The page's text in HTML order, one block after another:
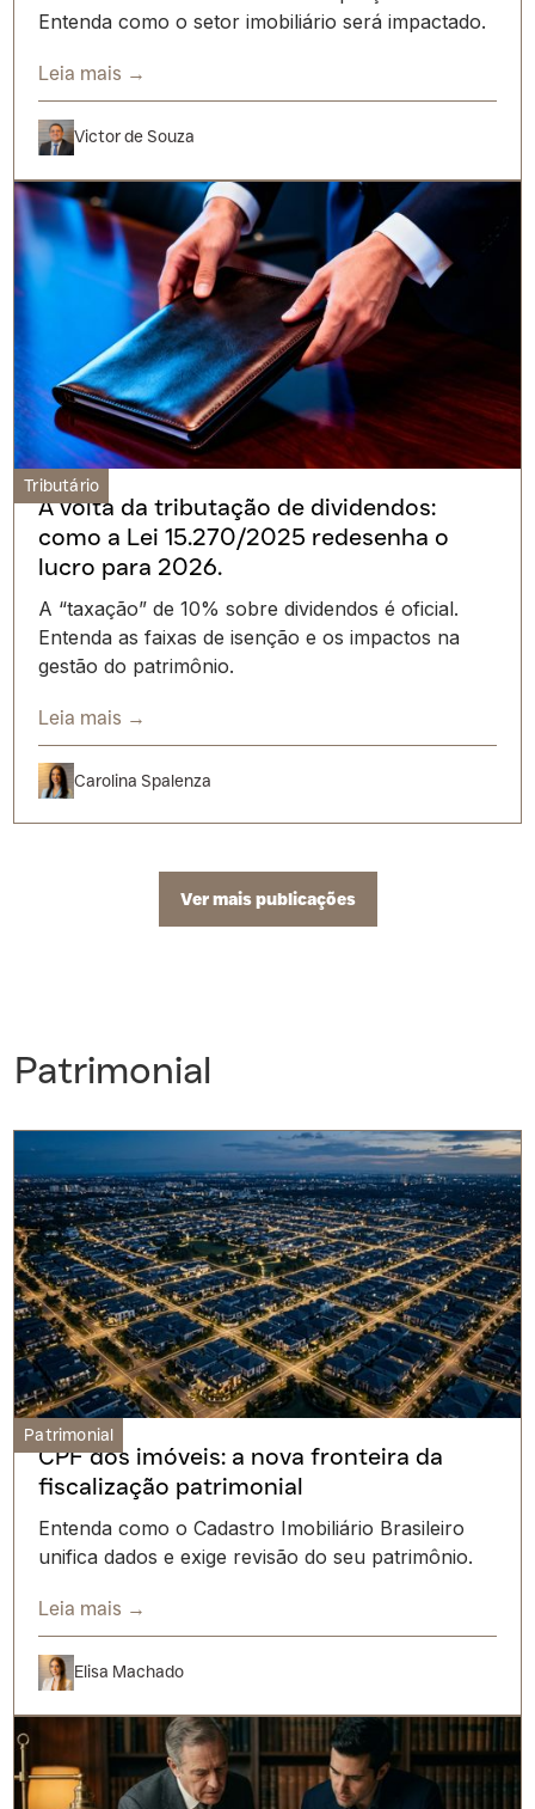
Entenda como o setor imobiliário será impactado.
Leia mais →
Victor de Souza
Tributário
A volta da tributação de dividendos:
como a Lei 15.270/2025 redesenha o
lucro para 2026.
A “taxação” de 10% sobre dividendos é oficial.
Entenda as faixas de isenção e os impactos na
gestão do patrimônio.
Leia mais →
Carolina Spalenza
Ver mais publicações
Patrimonial
Patrimonial
CPF dos imóveis: a nova fronteira da
fiscalização patrimonial
Entenda como o Cadastro Imobiliário Brasileiro
unifica dados e exige revisão do seu patrimônio.
Leia mais →
Elisa Machado